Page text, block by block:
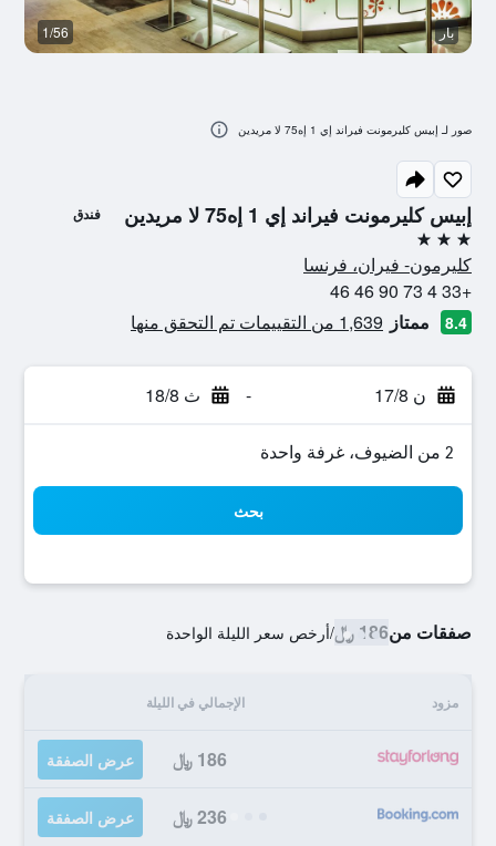
إبيس كليرمونت فيراند إي 1 إه75 لا مريدين فندق
3 نجوم
كليرمون- فيران، فرنسا
+33 4 73 90 46 46
8.4 ممتاز 1,639 من التقييمات تم التحقق منها
ن 17/8 - ث 18/8
2 من الضيوف، غرفة واحدة
بحث
صفقات من186 ﷼ /أرخص سعر الليلة الواحدة
مزود الإجمالي في الليلة
186 ﷼ عرض الصفقة
236 ﷼ عرض الصفقة
بار 1/56
صور لـ إبيس كليرمونت فيراند إي 1 إه75 لا مريدين